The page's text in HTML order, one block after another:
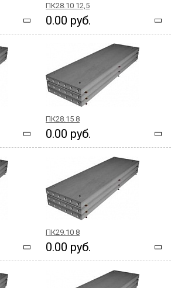
ПК28.10 12,5
0.00 руб.
ПК28.15 8
0.00 руб.
ПК29.10 8
0.00 руб.